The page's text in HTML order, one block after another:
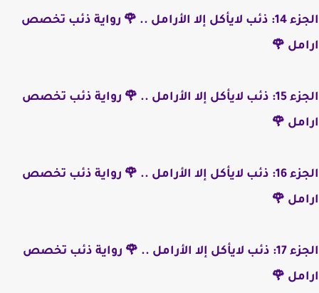
الجزء 14: ذئب لايأكل إلا الأرامل .. 🌹 رواية ذئب تخصص
ارامل 🌹
الجزء 15: ذئب لايأكل إلا الأرامل .. 🌹 رواية ذئب تخصص
ارامل 🌹
الجزء 16: ذئب لايأكل إلا الأرامل .. 🌹 رواية ذئب تخصص
ارامل 🌹
الجزء 17: ذئب لايأكل إلا الأرامل .. 🌹 رواية ذئب تخصص
ارامل 🌹